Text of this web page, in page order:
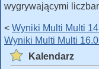
wygrywającymi
< Wyniki Multi Multi
Wyniki Multi Multi
Kalendarz